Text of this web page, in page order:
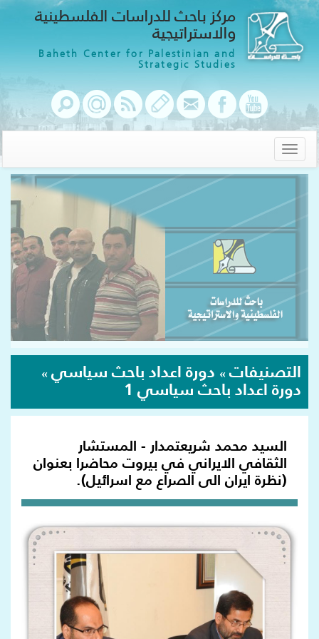
مركز باحث للدراسات الفلسطينية
والاستراتيجية
Baheth Center for Palestinian and
Strategic Studies
Toggle
navigation
التصنيفات » دورة اعداد باحث سياسي »
دورة اعداد باحث سياسي 1
السيد محمد شريعتمدار - المستشار
الثقافي الايراني في بيروت محاضرا بعنوان
(نظرة ايران الى الصراع مع اسرائيل).